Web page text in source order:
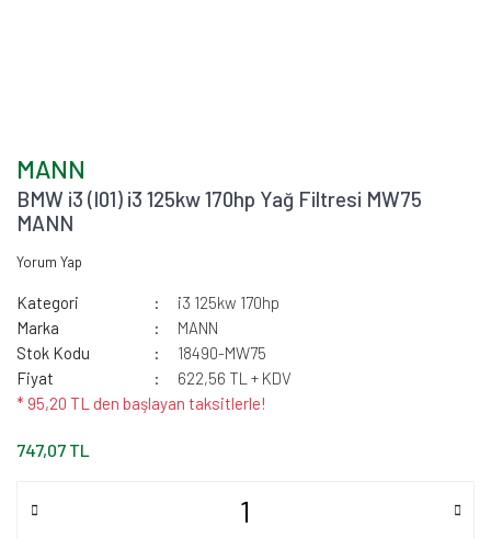
MANN
BMW i3 (I01) i3 125kw 170hp Yağ Filtresi MW75
MANN
Yorum Yap
Kategori
i3 125kw 170hp
Marka
MANN
Stok Kodu
18490-MW75
Fiyat
622,56 TL + KDV
* 95,20 TL den başlayan taksitlerle!
747,07 TL